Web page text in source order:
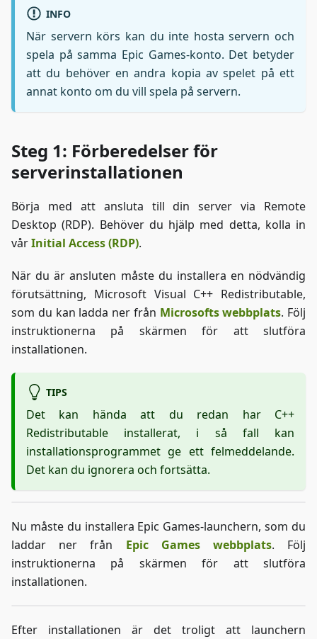
INFO
När servern körs kan du inte hosta servern och
spela på samma Epic Games-konto. Det betyder
att du behöver en andra kopia av spelet på ett
annat konto om du vill spela på servern.
Steg 1: Förberedelser för
serverinstallationen
Börja med att ansluta till din server via Remote
Desktop (RDP). Behöver du hjälp med detta, kolla in
vårInitial Access (RDP).
När du är ansluten måste du installera en nödvändig
förutsättning, Microsoft Visual C++ Redistributable,
som du kan ladda ner från Microsofts webbplats. Följ
instruktionerna på skärmen för att slutföra
installationen.
TIPS
Det kan hända att du redan har C++
Redistributable installerat, i så fall kan
installationsprogrammet ge ett felmeddelande.
Det kan du ignorera och fortsätta.
Nu måste du installera Epic Games-launchern, som du
laddar ner från Epic Games webbplats. Följ
instruktionerna på skärmen för att slutföra
installationen.
Efter installationen är det troligt att launchern